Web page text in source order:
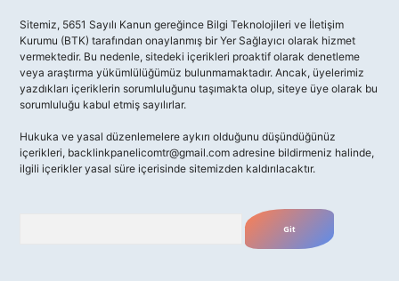
Sitemiz, 5651 Sayılı Kanun gereğince Bilgi Teknolojileri ve İletişim
Kurumu (BTK) tarafından onaylanmış bir Yer Sağlayıcı olarak hizmet
vermektedir. Bu nedenle, sitedeki içerikleri proaktif olarak denetleme
veya araştırma yükümlülüğümüz bulunmamaktadır. Ancak, üyelerimiz
yazdıkları içeriklerin sorumluluğunu taşımakta olup, siteye üye olarak bu
sorumluluğu kabul etmiş sayılırlar.
Hukuka ve yasal düzenlemelere aykırı olduğunu düşündüğünüz
içerikleri, backlinkpanelicomtr@gmail.com adresine bildirmeniz halinde,
ilgili içerikler yasal süre içerisinde sitemizden kaldırılacaktır.